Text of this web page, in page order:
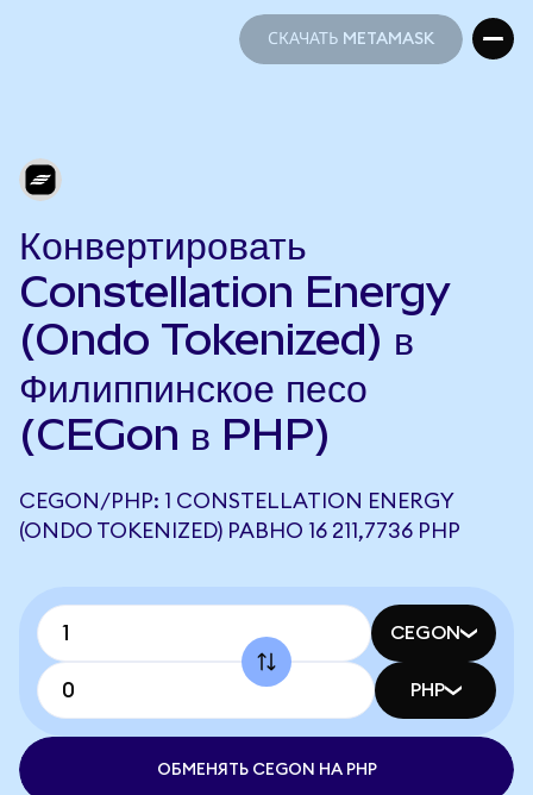
СКАЧАТЬ METAMASK
Конвертировать
Constellation Energy
(Ondo Tokenized) в
Филиппинское песо
(CEGon в PHP)
CEGON/PHP: 1 CONSTELLATION ENERGY
(ONDO TOKENIZED) РАВНО 16 211,7736 PHP
CEGON
PHP
ОБМЕНЯТЬ CEGON НА PHP